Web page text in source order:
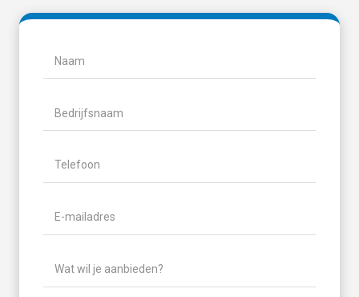
Naam
Bedrijfsnaam
Telefoon
mailadres(Vereist)
Wat
wil